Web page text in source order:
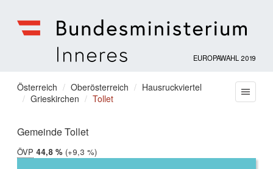
für
Inneres
EUROPAWAHL 2019
Sie
befinden
hier:
Österreich Oberösterreich
Hausruckviertel
Grieskirchen
Tollet
Gemeinde Tollet
ÖVP 2019:
44,8 %
2014:
35,5 %
Differenz:
+9,3 %